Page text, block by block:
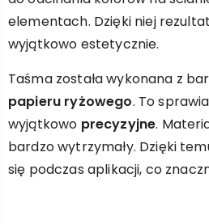
elementach. Dzięki niej
wyjątkowo estetycznie.
Taśma została wykonana z
papieru ryżowego. To
wyjątkowo precyzyjne.
bardzo wytrzymały. Dzięki
się podczas aplikacji, co